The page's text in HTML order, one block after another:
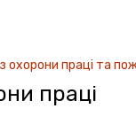
охорони праці та
праці